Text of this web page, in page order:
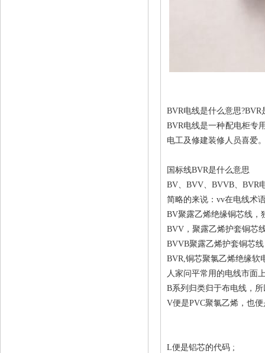
BVR电线是什么意思
BVR电线是一种配电柜专
电工及修建装修人员喜爱
国标线BVR是什么意思
BV、BVV、BVVB、BVR
简略的来说：vv在电线术
BV聚露乙烯绝缘铜芯线，
BVV，聚露乙烯护套铜芯
BVVB聚露乙烯护套铜芯
BVR,铜芯聚氯乙烯绝缘软
人家问平常用的电线市面
B系列归类归于布电线，
V便是PVC聚氯乙烯，也
L便是铝芯的代码 ;